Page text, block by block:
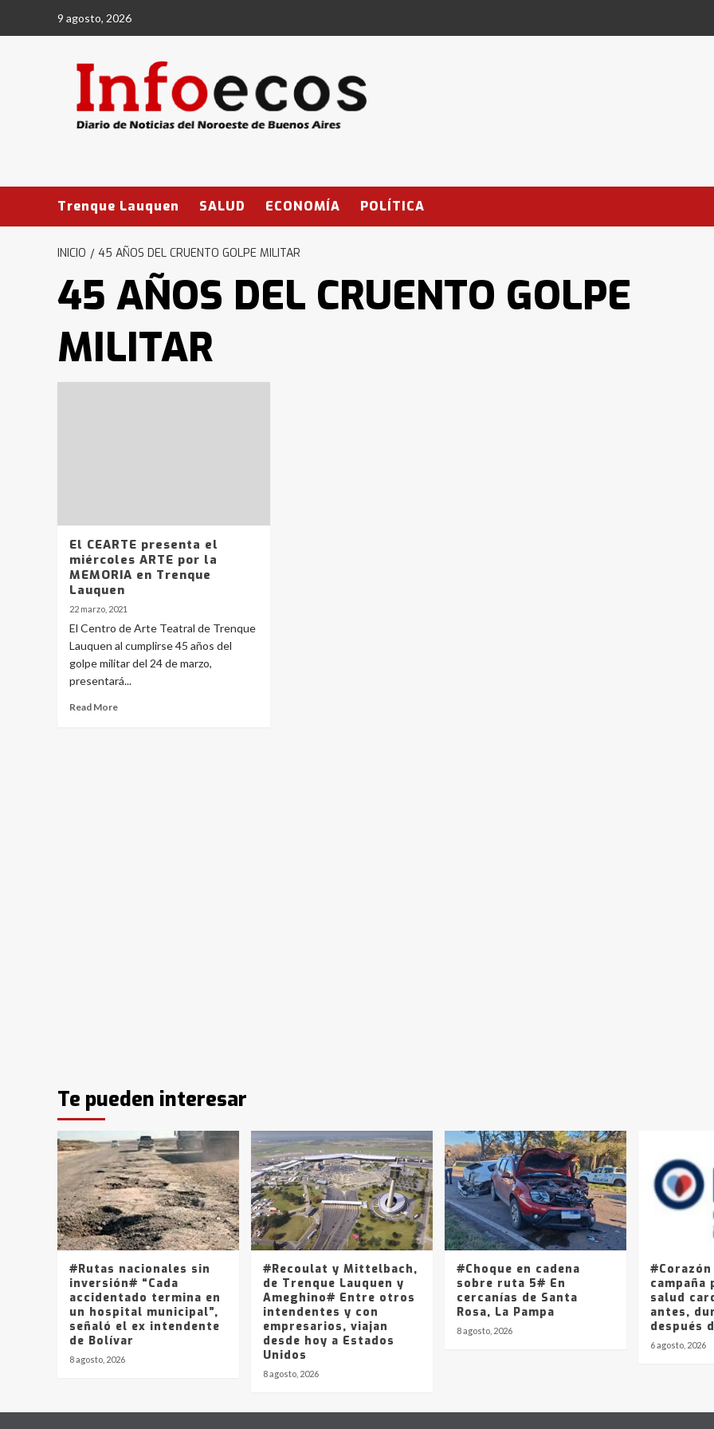
9 agosto, 2026
Trenque Lauquen SALUD ECONOMÍA POLÍTICA
INICIO 45 AÑOS DEL CRUENTO GOLPE MILITAR
45 AÑOS DEL CRUENTO GOLPE
MILITAR
El CEARTE presenta el
miércoles ARTE por la
MEMORIA en Trenque
Lauquen
22 marzo, 2021
El Centro de Arte Teatral de Trenque
Lauquen al cumplirse 45 años del
golpe militar del 24 de marzo,
presentará...
Read More
Te pueden interesar
#Rutas nacionales sin
inversión# “Cada
accidentado termina en
un hospital municipal”,
señaló el ex intendente
de Bolívar
8 agosto, 2026
#Recoulat y Mittelbach,
de Trenque Lauquen y
Ameghino# Entre otros
intendentes y con
empresarios, viajan
desde hoy a Estados
Unidos
8 agosto, 2026
#Choque en cadena
sobre ruta 5# En
cercanías de Santa
Rosa, La Pampa
8 agosto, 2026
#Corazón
campaña
salud
antes,
después
6 agosto, 2026